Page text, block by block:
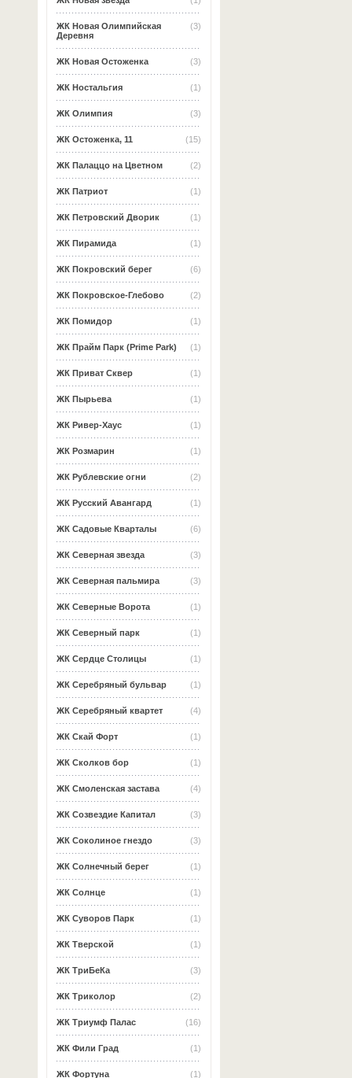
(3)
ЖК Новая Олимпийская
Деревня
(3)
ЖК Новая Остоженка
(1)
ЖК Ностальгия
(3)
ЖК Олимпия
(15)
ЖК Остоженка, 11
(2)
ЖК Палаццо на Цветном
(1)
ЖК Патриот
(1)
ЖК Петровский Дворик
(1)
ЖК Пирамида
(6)
ЖК Покровский берег
(2)
ЖК Покровское-Глебово
(1)
ЖК Помидор
(1)
ЖК Прайм Парк (Prime Park)
(1)
ЖК Приват Сквер
(1)
ЖК Пырьева
(1)
ЖК Ривер-Хаус
(1)
ЖК Розмарин
(2)
ЖК Рублевские огни
(1)
ЖК Русский Авангард
(6)
ЖК Садовые Кварталы
(3)
ЖК Северная звезда
(3)
ЖК Северная пальмира
(1)
ЖК Северные Ворота
(1)
ЖК Северный парк
(1)
ЖК Сердце Столицы
(1)
ЖК Серебряный бульвар
(4)
ЖК Серебряный квартет
(1)
ЖК Скай Форт
(1)
ЖК Сколков бор
(4)
ЖК Смоленская застава
(3)
ЖК Созвездие Капитал
(3)
ЖК Соколиное гнездо
(1)
ЖК Солнечный берег
(1)
ЖК Солнце
(1)
ЖК Суворов Парк
(1)
ЖК Тверской
(3)
ЖК ТриБеКа
(2)
ЖК Триколор
(16)
ЖК Триумф Палас
(1)
ЖК Фили Град
(1)
ЖК Фортуна